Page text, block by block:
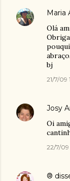
Maria
Olá
abraço.
bj
21/7/09
Josy
Oi
22/7/09
®